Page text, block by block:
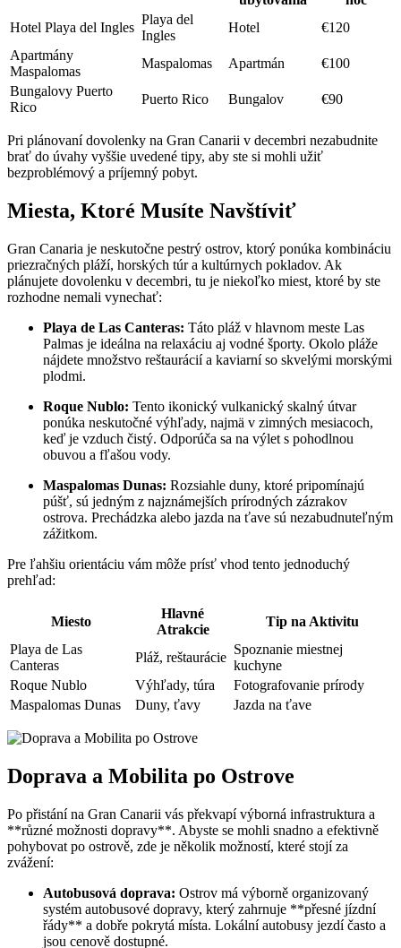
Hotel Playa del Ingles
Playa del
Ingles
Hotel
€120
Apartmány
Maspalomas
Maspalomas Apartmán
€100
Bungalovy Puerto
Rico
Puerto Rico Bungalov €90
Pri plánovaní dovolenky na Gran Canarii v decembri nezabudnite
brať do úvahy vyššie uvedené tipy, aby ste si mohli užiť
bezproblémový a príjemný pobyt.
Miesta, Ktoré Musíte Navštíviť
Gran Canaria je neskutočne pestrý ostrov, ktorý ponúka kombináciu
priezračných pláží, horských túr a kultúrnych pokladov. Ak
plánujete dovolenku v decembri, tu je niekoľko miest, ktoré by ste
rozhodne nemali vynechať:
Playa de Las Canteras: Táto pláž v hlavnom meste Las
Palmas je ideálna na relaxáciu aj vodné športy. Okolo pláže
nájdete množstvo reštaurácií a kaviarní so skvelými morskými
plodmi.
Roque Nublo: Tento ikonický vulkanický skalný útvar
ponúka neskutočné výhľady, najmä v zimných mesiacoch,
keď je vzduch čistý. Odporúča sa na výlet s pohodlnou
obuvou a fľašou vody.
Maspalomas Dunas: Rozsiahle duny, ktoré pripomínajú
púšť, sú jedným z najznámejších prírodných zázrakov
ostrova. Prechádzka alebo jazda na ťave sú nezabudnuteľným
zážitkom.
Pre ľahšiu orientáciu vám môže prísť vhod tento jednoduchý
prehľad:
Miesto
Hlavné
Atrakcie
Tip na Aktivitu
Playa de Las
Canteras
Pláž, reštaurácie
Spoznanie miestnej
kuchyne
Roque Nublo
Výhľady, túra
Fotografovanie prírody
Maspalomas Dunas
Duny, ťavy Jazda na ťave
Doprava a Mobilita po Ostrove
Po přistání na Gran Canarii vás překvapí výborná infrastruktura a
**různé možnosti dopravy**. Abyste se mohli snadno a efektivně
pohybovat po ostrově, zde je několik možností, které stojí za
zvážení:
Autobusová doprava: Ostrov má výborně organizovaný
systém autobusové dopravy, který zahrnuje **přesné jízdní
řády** a dobře pokrytá místa. Lokální autobusy jezdí často a
jsou cenově dostupné.